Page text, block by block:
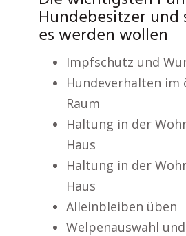
Hundebesitzer und
es werden wollen
Impfschutz und
Hundeverhalten im
Raum
Haltung in der
Haus
Haltung in der
Haus
Alleinbleiben üben
Welpenauswahl und